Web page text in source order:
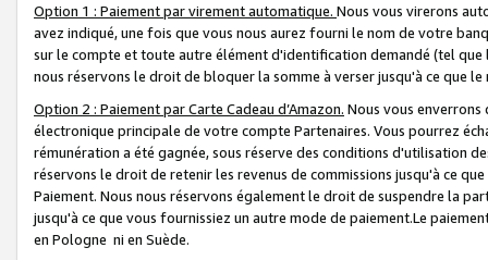
Option 1 : Paiement par virement automatique. Nous vous virerons
avez indiqué, une fois que vous nous aurez fourni le nom de votre
sur le compte et toute autre élément d'identification demandé (tel que
nous réservons le droit de bloquer la somme à verser jusqu'à ce que
Option 2 : Paiement par Carte Cadeau d’Amazon. Nous vous
électronique principale de votre compte Partenaires. Vous pourrez
rémunération a été gagnée, sous réserve des conditions d'utilisation
réservons le droit de retenir les revenus de commissions jusqu'à ce
Paiement. Nous nous réservons également le droit de suspendre la
jusqu'à ce que vous fournissiez un autre mode de paiement.Le
en Pologne ni en Suède.